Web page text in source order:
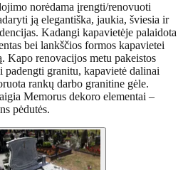
norėdama įrengti/renovuoti
ją elegantiška, jaukia, šviesia ir
Kadangi kapavietėje palaidota
bei lankščios formos kapavietei
Kapo renovacijos metu pakeistos
padengti granitu, kapavietė dalinai
rankų darbo granitine gėle.
Memorus dekoro elementai –
pėdutės.